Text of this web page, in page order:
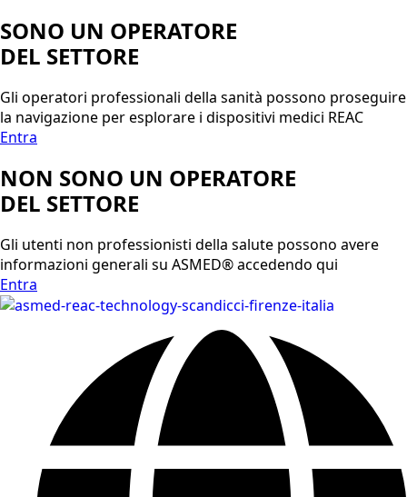
SONO UN OPERATORE
DEL SETTORE
Gli operatori professionali della sanità possono proseguire
la navigazione per esplorare i dispositivi medici REAC
Entra
NON SONO UN OPERATORE
DEL SETTORE
Gli utenti non professionisti della salute possono avere
informazioni generali su ASMED® accedendo qui
Entra